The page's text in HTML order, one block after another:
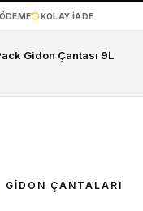
KOLAY IADE
Gidon Çantası 9L
GIDON ÇANTALARI